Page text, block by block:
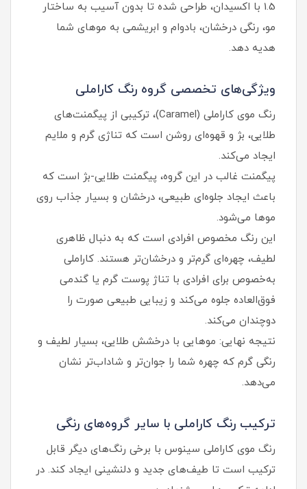
1.5 با اکسیدان، طراحی شده تا بدون آسیب به ساختار
مو، رنگی درخشان، بادوام و ابریشمی به موهای شما
هدیه دهد.
ویژگی‌های تخصصی گروه رنگ کاراملی
رنگ موی کاراملی (Caramel)، ترکیبی از پیگمنت‌های
طلایی، بژ و قهوه‌ای روشن است که تناژی گرم و ملایم
ایجاد می‌کند.
پیگمنت غالب در این گروه، پیگمنت طلایی-بژ است که
باعث ایجاد جلوه‌ای طبیعی، درخشان و بسیار جذاب روی
موها می‌شود.
این رنگ مخصوص افرادی است که به دنبال ظاهری
لطیف، چهره‌ای گرم‌تر و درخشان‌تر هستند. کاراملی
به‌خصوص برای افرادی با تناژ پوست گرم یا گندمی
فوق‌العاده جلوه می‌کند و زیبایی طبیعی صورت را
دوچندان می‌کند.
نتیجه نهایی: موهایی با درخشش طلایی، بسیار لطیف و
رنگی گرم که چهره شما را جوان‌تر و شاداب‌تر نشان
می‌دهد.
ترکیب رنگ کاراملی با سایر گروه‌های رنگی
رنگ موی کاراملی سینوس با برخی رنگ‌های دیگر قابل
ترکیب است تا طیف‌های جدید و دلنشینی ایجاد کند. در